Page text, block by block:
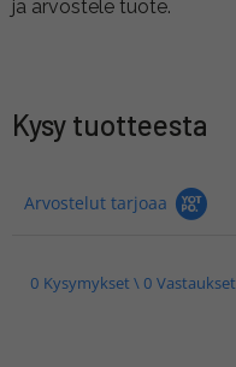
ja arvostele tuote.
Kysy tuotteesta
Arvostelut tarjoaa
0 Kysymykset \ 0 Vastaukset